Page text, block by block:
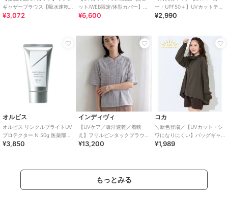
ギャザーブラウス【吸水速乾/
イージーケア】
¥3,072
ット/WEB限定/体型カバー】シ
ュシュ付きアソートスイムウ
¥6,600
ー・UPF50＋】UVカットティ
アードパーカー 全4色
¥2,990
オルビス
オルビス リンクルブライトUV
プロテクター N 50g 医薬部外
品（顔用日焼け止め）
¥3,850
インディヴィ
【UVケア／吸汗速乾／着映
え】フリルピンタックブラウ
ス
¥13,200
コカ
＼新色登場／【UVカット・シ
ワになりにくい】バッグギャ
ザーUVパーカー 全4色
¥1,989
もっとみる